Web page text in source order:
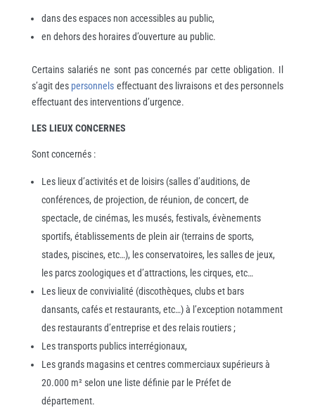
dans des espaces non accessibles au public,
en dehors des horaires d’ouverture au public.
Certains salariés ne sont pas concernés par cette obligation. Il
s’agit des personnels effectuant des livraisons et des personnels
effectuant des interventions d’urgence.
LES LIEUX CONCERNES
Sont concernés :
Les lieux d’activités et de loisirs (salles d’auditions, de
conférences, de projection, de réunion, de concert, de
spectacle, de cinémas, les musés, festivals, évènements
sportifs, établissements de plein air (terrains de sports,
stades, piscines, etc…), les conservatoires, les salles de jeux,
les parcs zoologiques et d’attractions, les cirques, etc…
Les lieux de convivialité (discothèques, clubs et bars
dansants, cafés et restaurants, etc…) à l’exception notamment
des restaurants d’entreprise et des relais routiers ;
Les transports publics interrégionaux,
Les grands magasins et centres commerciaux supérieurs à
20.000 m² selon une liste définie par le Préfet de
département.